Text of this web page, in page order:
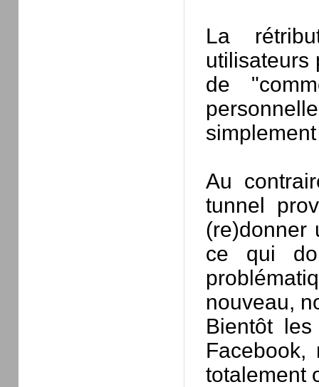
La
utilisateurs
de
Au
tunnel
(re)donner
ce qui
nouveau,
Bientôt
totalement